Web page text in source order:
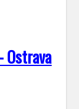
Ostrava